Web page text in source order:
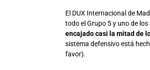
El DUX Internacional de
todo el Grupo 5 y uno de
encajado casi la mitad de
sistema defensivo está
favor).